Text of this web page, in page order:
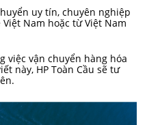
uy tín, chuyên nghiệp
Nam hoặc từ Việt Nam
việc vận chuyển hàng hóa
này, HP Toàn Cầu sẽ tư